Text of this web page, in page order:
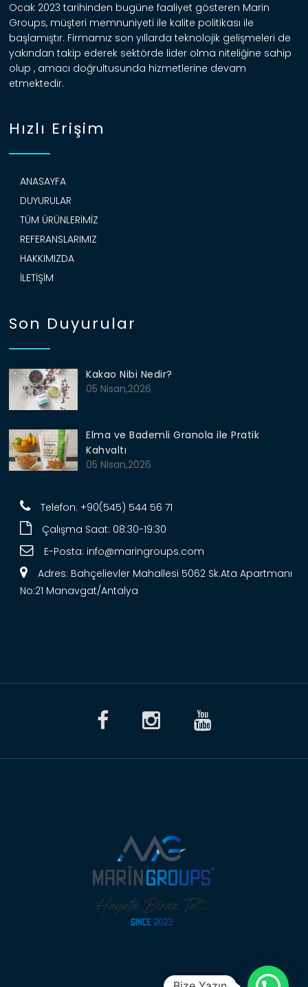
Ocak 2023 tarihinden bugüne faaliyet gösteren Marin
Groups, müşteri memnuniyeti ile kalite politikası ile
başlamıştır. Firmamız son yıllarda teknolojik gelişmeleri de
yakından takip ederek sektörde lider olma niteliğine sahip
olup , amacı doğrultusunda hizmetlerine devam
etmektedir.
Hızlı Erişim
ANASAYFA
DUYURULAR
TÜM ÜRÜNLERIMIZ
REFERANSLARIMIZ
HAKKIMIZDA
İLETIŞIM
Son Duyurular
Kakao Nibi Nedir?
05 Nisan,2026
Elma ve Bademli Granola ile Pratik
Kahvaltı
05 Nisan,2026
Telefon: +90(545) 544 56 71
Çalışma Saat: 08:30-19:30
E-Posta: info@maringroups.com
Adres: Bahçelievler Mahallesi 5062 Sk.Ata Apartmanı
No:21 Manavgat/Antalya